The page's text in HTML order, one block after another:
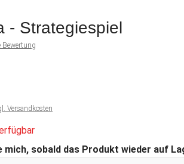
- Strategiespiel
Bewertung
Versandkosten
mich, sobald das Produkt wieder auf